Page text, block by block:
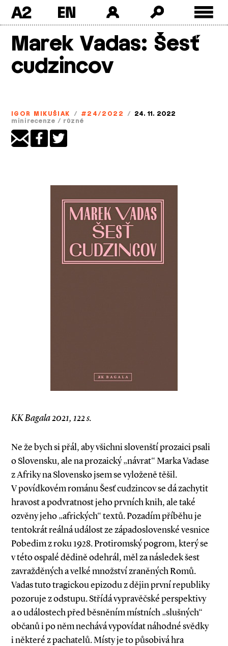
A2
Marek Vadas: Šesť
cudzincov
IGOR MIKUŠIAK / #24/2022 / 24. 11. 2022
minirecenze / různé
KK Bagala 2021, 122 s.
Ne že bych si přál, aby všichni slovenští prozaici psali
o Slovensku, ale na prozaický „návrat“ Marka Vadase
z Afriky na Slovensko jsem se vyloženě těšil.
V povídkovém románu Šesť cudzincov se dá zachytit
hravost a podvratnost jeho prvních knih, ale také
ozvěny jeho „afrických“ textů. Pozadím příběhu je
tentokrát reálná událost ze západoslovenské vesnice
Pobedim z roku 1928. Protiromský pogrom, který se
v této ospalé dědině odehrál, měl za následek šest
zavražděných a velké množství zraněných Romů.
Vadas tuto tragickou epizodu z dějin první republiky
pozoruje z odstupu. Střídá vypravěčské perspektivy
a o událostech před běsněním místních „slušných“
občanů i po něm nechává vypovídat náhodné svědky
i některé z pachatelů. Místy je to působivá hra